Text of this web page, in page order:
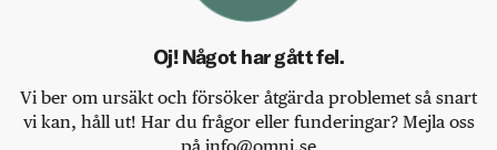
Oj! Något har gått fel.
Vi ber om ursäkt och försöker åtgärda problemet så snart
vi kan, håll ut! Har du frågor eller funderingar? Mejla oss